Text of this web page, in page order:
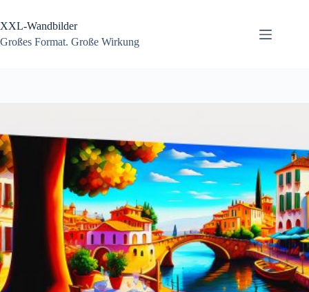
springen
XXL-Wandbilder
Großes Format. Große Wirkung